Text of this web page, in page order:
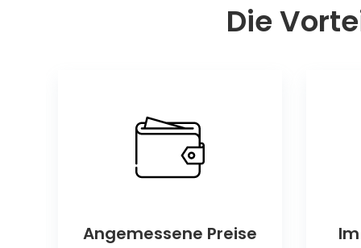
Die
Angemessene Preise